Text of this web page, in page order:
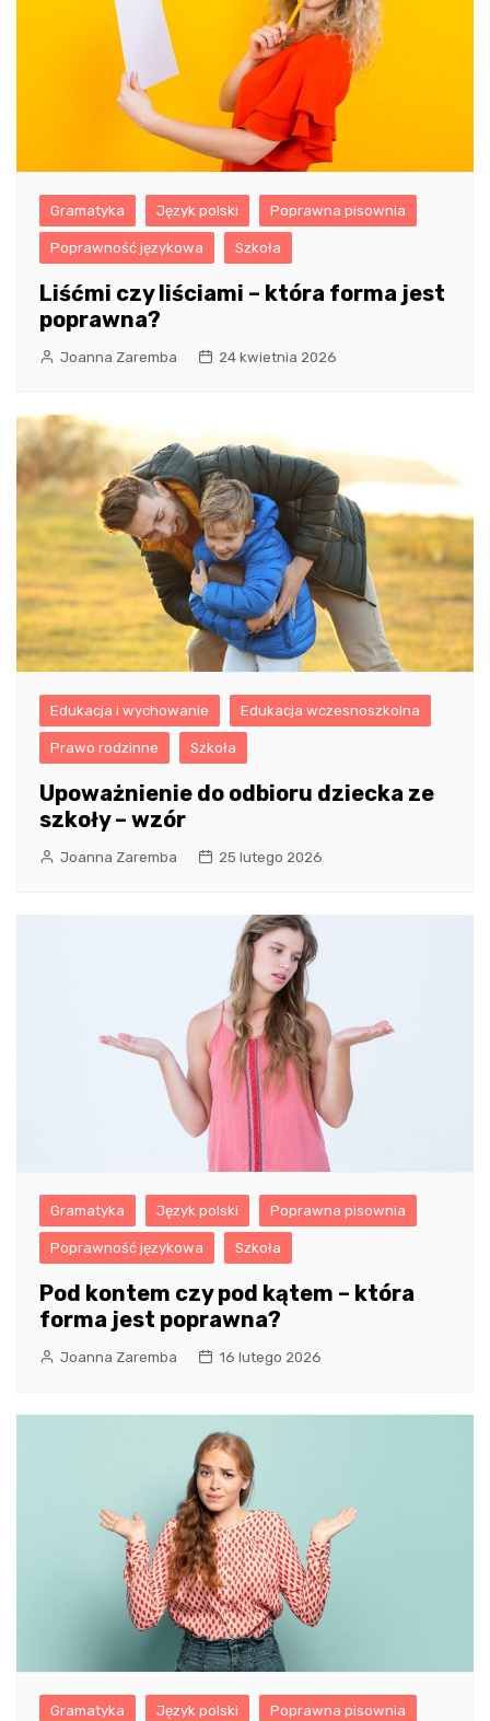
Gramatyka Język polski Poprawna pisownia
Poprawność językowa Szkoła
Liśćmi czy liściami – która forma jest
poprawna?
Joanna Zaremba 24 kwietnia 2026
Edukacja i wychowanie Edukacja wczesnoszkolna
Prawo rodzinne Szkoła
Upoważnienie do odbioru dziecka ze
szkoły – wzór
Joanna Zaremba 25 lutego 2026
Gramatyka Język polski Poprawna pisownia
Poprawność językowa Szkoła
Pod kontem czy pod kątem – która
forma jest poprawna?
Joanna Zaremba 16 lutego 2026
Gramatyka Język polski Poprawna pisownia